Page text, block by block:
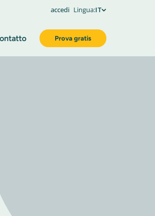
accedi Lingua:IT
Prova gratis